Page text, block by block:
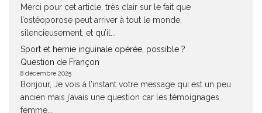
Merci pour cet article, très clair sur le fait que
l’ostéoporose peut arriver à tout le monde,
silencieusement, et qu’il...
Sport et hernie inguinale opérée, possible ?
Question de Françon
8 décembre 2025
Bonjour, Je vois à l’instant votre message qui est un peu
ancien mais j’avais une question car les témoignages
femme...